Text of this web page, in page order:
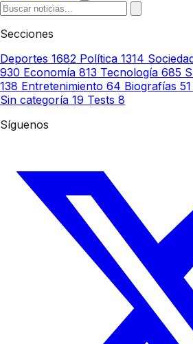
Secciones
Deportes 1682 Política 1314
930 Economía 813 Tecnología 685
138 Entretenimiento 64 Biografías 51
Sin categoría 19 Tests 8
Síguenos